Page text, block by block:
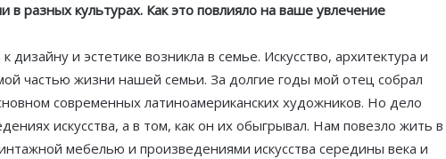
в разных культурах. Как это повлияло на ваше увлечение
дизайну и эстетике возникла в семье. Искусство, архитектура и
частью жизни нашей семьи. За долгие годы мой отец собрал
современных латиноамериканских художников. Но дело
искусства, а в том, как он их обыгрывал. Нам повезло жить в
мебелью и произведениями искусства середины века и